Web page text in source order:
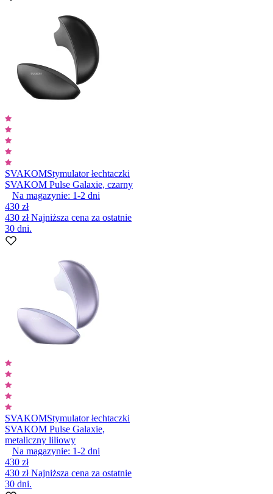
SVAKOMStymulator łechtaczki
SVAKOM Pulse Galaxie, czarny
Na magazynie: 1-2 dni
430 zł
430 złNajniższa cena za ostatnie
30 dni.
SVAKOMStymulator łechtaczki
SVAKOM Pulse Galaxie,
metaliczny liliowy
Na magazynie: 1-2 dni
430 zł
430 złNajniższa cena za ostatnie
30 dni.